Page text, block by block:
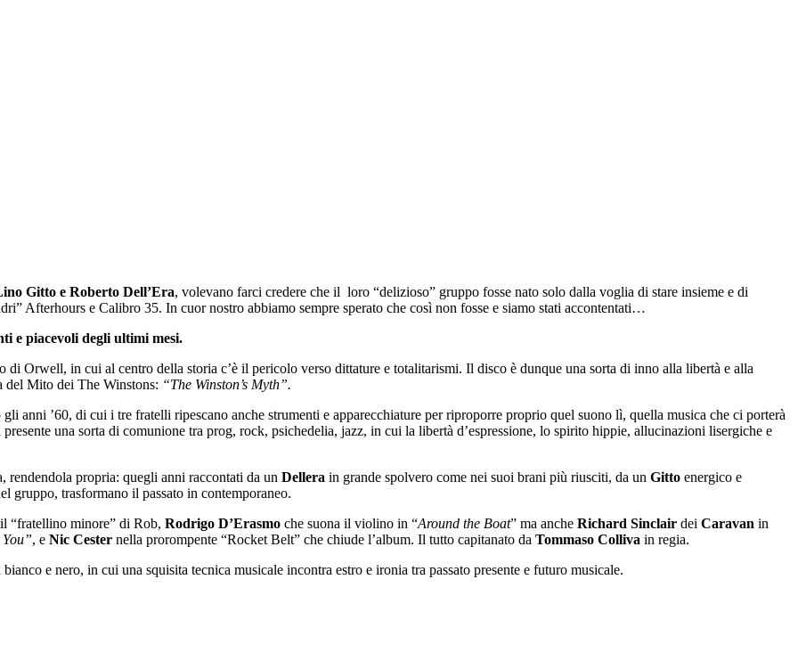
Gitto e Roberto Dell’Era, volevano farci credere che il loro “delizioso” gruppo fosse nato solo dalla voglia di stare insieme e di
Afterhours e Calibro 35. In cuor nostro abbiamo sempre sperato che così non fosse e siamo stati accontentati…
e piacevoli degli ultimi mesi.
di Orwell, in cui al centro della storia c’è il pericolo verso dittature e totalitarismi. Il disco è dunque una sorta di inno alla libertà e alla
del Mito dei The Winstons: “The Winston’s Myth”.
anni ’60, di cui i tre fratelli ripescano anche strumenti e apparecchiature per riproporre proprio quel suono lì, quella musica che ci porterà
una sorta di comunione tra prog, rock, psichedelia, jazz, in cui la libertà d’espressione, lo spirito hippie, allucinazioni lisergiche e
rendendola propria: quegli anni raccontati da un Dellera in grande spolvero come nei suoi brani più riusciti, da un Gitto energico e
gruppo, trasformano il passato in contemporaneo.
“fratellino minore” di Rob, Rodrigo D’Erasmo che suona il violino in “Around the Boat” ma anche Richard Sinclair dei Caravan in
, e Nic Cester nella prorompente “Rocket Belt” che chiude l’album. Il tutto capitanato da Tommaso Colliva in regia.
e nero, in cui una squisita tecnica musicale incontra estro e ironia tra passato presente e futuro musicale.